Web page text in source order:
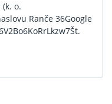
o.
Ranče 36Google